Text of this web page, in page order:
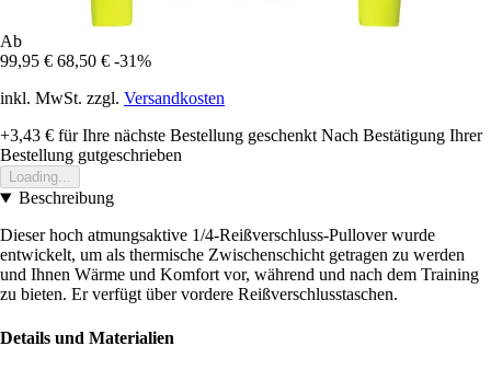
Ab
99,95 € 68,50 € -31%
inkl. MwSt. zzgl. Versandkosten
+3,43 € für Ihre nächste Bestellung geschenkt Nach Bestätigung Ihrer
Bestellung gutgeschrieben
Loading...
Beschreibung
Dieser hoch atmungsaktive 1/4-Reißverschluss-Pullover wurde
entwickelt, um als thermische Zwischenschicht getragen zu werden
und Ihnen Wärme und Komfort vor, während und nach dem Training
zu bieten. Er verfügt über vordere Reißverschlusstaschen.
Details und Materialien